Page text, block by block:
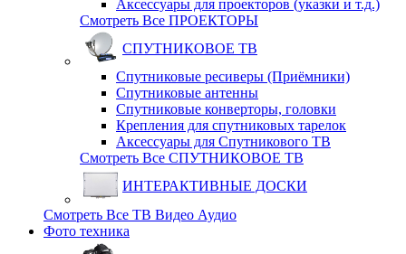
Аксессуары для проекторов (указки и т.д.)
Смотреть Все ПРОЕКТОРЫ
СПУТНИКОВОЕ ТВ
Спутниковые ресиверы (Приёмники)
Спутниковые антенны
Спутниковые конверторы, головки
Крепления для спутниковых тарелок
Аксессуары для Спутникового ТВ
Смотреть Все СПУТНИКОВОЕ ТВ
ИНТЕРАКТИВНЫЕ ДОСКИ
Смотреть Все ТВ Видео Аудио
Фото техника